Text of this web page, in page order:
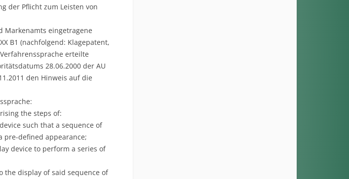
der Pflicht zum Leisten von
Markenamts eingetragene
B1 (nachfolgend: Klagepatent,
erteilte
28.06.2000 der AU
den Hinweis auf die
the steps of:
such that a sequence of
pre-defined appearance;
device to perform a series of
the display of said sequence of